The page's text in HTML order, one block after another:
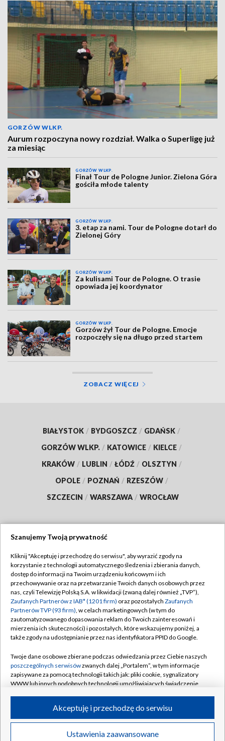
GORZÓW WLKP.
Aurum rozpoczyna nowy rozdział. Walka o Superligę już
za miesiąc
GORZÓW WLKP.
Finał Tour de Pologne Junior. Zielona Góra
gościła młode talenty
GORZÓW WLKP.
3. etap za nami. Tour de Pologne dotarł do
Zielonej Góry
GORZÓW WLKP.
Za kulisami Tour de Pologne. O trasie
opowiada jej koordynator
GORZÓW WLKP.
Gorzów żył Tour de Pologne. Emocje
rozpoczęły się na długo przed startem
ZOBACZ WIĘCEJ
BIAŁYSTOK / BYDGOSZCZ / GDAŃSK /
GORZÓW WLKP. / KATOWICE / KIELCE /
KRAKÓW / LUBLIN / ŁÓDŹ / OLSZTYN /
OPOLE / POZNAŃ / RZESZÓW /
SZCZECIN / WARSZAWA / WROCŁAW
TVP
Abonament TVP
Emisja w TVP
Centrum informacji TVP
Naziemna Telewizja Cyfrowa
Rada Programowa
System NOS
Informacje o nadawcy
Program dla prasy
Regulamin TVP
Polityka prywatności
Moje zgody
Pomoc
Kontakt
Kanały
©2026 Telewizja Polska S.A. w likwidacji
Szanujemy Twoją prywatność
Kliknij "Akceptuję i przechodzę do serwisu", aby wyrazić zgody na
korzystanie z technologii automatycznego śledzenia i zbierania danych,
dostęp do informacji na Twoim urządzeniu końcowym i ich
przechowywanie oraz na przetwarzanie Twoich danych osobowych przez
nas, czyli Telewizję Polską S.A. w likwidacji (zwaną dalej również „TVP”),
Zaufanych Partnerów z IAB* (1201 firm) oraz pozostałych Zaufanych
Partnerów TVP (93 firm), w celach marketingowych (w tym do
zautomatyzowanego dopasowania reklam do Twoich zainteresowań i
mierzenia ich skuteczności) i pozostałych, które wskazujemy poniżej, a
także zgody na udostępnianie przez nas identyfikatora PPID do Google.
Twoje dane osobowe zbierane podczas odwiedzania przez Ciebie naszych
poszczególnych serwisówzwanych dalej „Portalem”, w tym informacje
zapisywane za pomocą technologii takich jak: pliki cookie, sygnalizatory
WWW lub innych podobnych technologii umożliwiających świadczenie
ruchu w Internecie.
Twoje dane osobowe zbierane podczas odwiedzania przez Ciebie
poszczególnych serwisówna Portalu, takie jak adresy IP, identyfikatory
Ustawienia zaawansowane
Akceptuję i przechodzę do serwisu